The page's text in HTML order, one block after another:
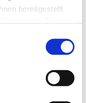
bereitgestellt
auch